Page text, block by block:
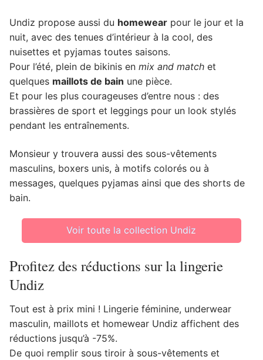
Undiz propose aussi du homewear pour le jour et la
nuit, avec des tenues d’intérieur à la cool, des
nuisettes et pyjamas toutes saisons.
Pour l’été, plein de bikinis en mix and match et
quelques maillots de bain une pièce.
Et pour les plus courageuses d’entre nous : des
brassières de sport et leggings pour un look stylés
pendant les entraînements.
Monsieur y trouvera aussi des sous-vêtements
masculins, boxers unis, à motifs colorés ou à
messages, quelques pyjamas ainsi que des shorts de
bain.
Voir toute la collection Undiz
Profitez des réductions sur la lingerie
Undiz
Tout est à prix mini ! Lingerie féminine, underwear
masculin, maillots et homewear Undiz affichent des
réductions jusqu’à -75%.
De quoi remplir sous tiroir à sous-vêtements et